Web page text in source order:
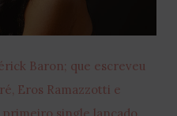
Baron; que escreveu
Eros Ramazzotti e
primeiro single lançado